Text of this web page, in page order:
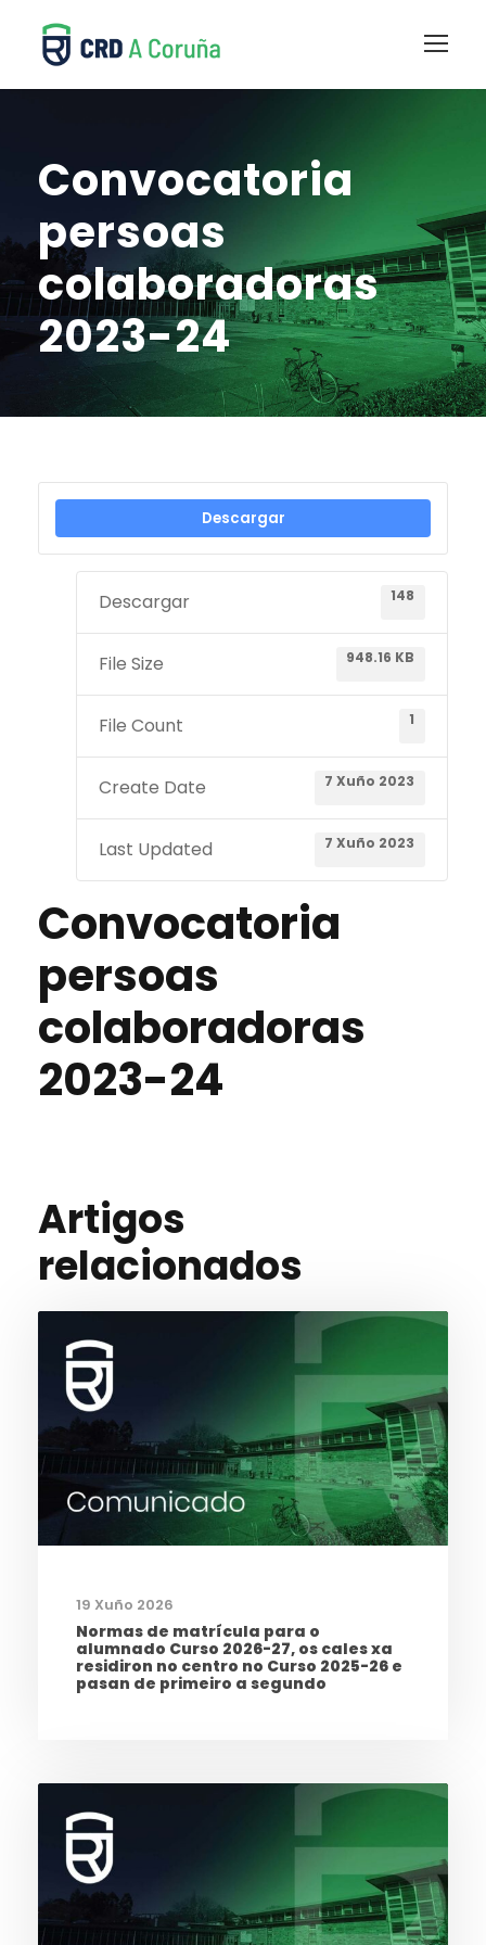
Convocatoria
persoas
colaboradoras
2023-24
Descargar
Descargar 148
File Size 948.16 KB
File Count 1
Create Date 7 Xuño 2023
Last Updated 7 Xuño 2023
Convocatoria
persoas
colaboradoras
2023-24
Artigos
relacionados
19 Xuño 2026
Normas de matrícula para o
alumnado Curso 2026-27, os cales xa
residiron no centro no Curso 2025-26 e
pasan de primeiro a segundo